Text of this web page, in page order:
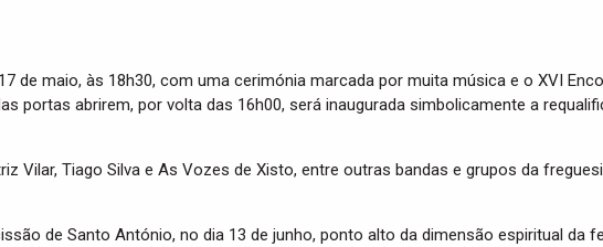
de maio, às 18h30, com uma cerimónia marcada por muita música e o XVI
portas abrirem, por volta das 16h00, será inaugurada simbolicamente a
Vilar, Tiago Silva e As Vozes de Xisto, entre outras bandas e grupos da
de Santo António, no dia 13 de junho, ponto alto da dimensão espiritual da